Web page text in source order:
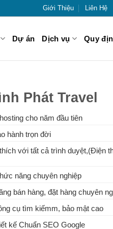
Giới Thiệu Liên Hệ
Dự án Dịch vụ Quy
Phát Travel
cho năm đầu tiên
hành trọn đời
với tất cả trình duyệt,(Điện
năng chuyên nghiệp
bán hàng, đặt hàng chuyên
cụ tìm kiếmm, bảo mật cao
kế Chuẩn SEO Google